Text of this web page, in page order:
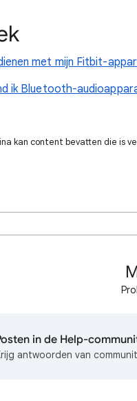
met mijn Fitbit-
ik Bluetooth-
kan content bevatten die is
in de Help-
antwoorden van